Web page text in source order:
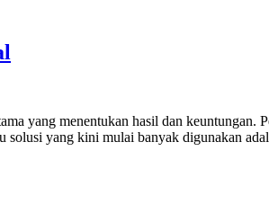
yang menentukan hasil dan keuntungan.
solusi yang kini mulai banyak digunakan